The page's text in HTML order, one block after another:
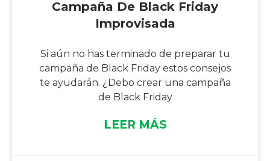
Campaña De Black Friday
Improvisada
Si aún no has terminado de preparar tu
campaña de Black Friday estos consejos
te ayudarán. ¿Debo crear una campaña
de Black Friday
LEER MÁS